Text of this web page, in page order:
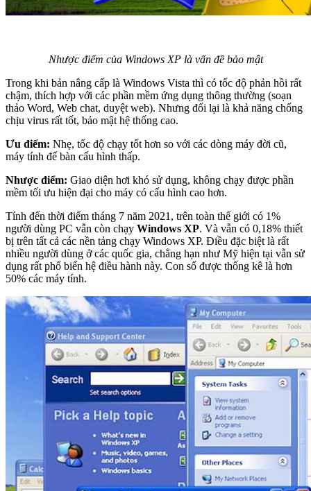
Nhược điểm của Windows XP là vấn đề bảo mật
Trong khi bản nâng cấp là Windows Vista thì có tốc độ phản hồi rất
chậm, thích hợp với các phần mềm ứng dụng thông thường (soạn
thảo Word, Web chat, duyệt web). Nhưng đổi lại là khả năng chống
chịu virus rất tốt, bảo mật hệ thống cao.
Ưu điểm: Nhẹ, tốc độ chạy tốt hơn so với các dòng máy đời cũ,
máy tính để bàn cấu hình thấp.
Nhược điểm: Giao diện hơi khó sử dụng, không chạy được phần
mềm tối ưu hiện đại cho máy có cấu hình cao hơn.
Tính đến thời điểm tháng 7 năm 2021, trên toàn thế giới có 1%
người dùng PC vẫn còn chạy Windows XP. Và vẫn có 0,18% thiết
bị trên tất cả các nền tảng chạy Windows XP. Điều đặc biệt là rất
nhiều người dùng ở các quốc gia, chẳng hạn như Mỹ hiện tại vẫn sử
dụng rất phổ biến hệ điều hành này. Con số được thống kê là hơn
50% các máy tính.